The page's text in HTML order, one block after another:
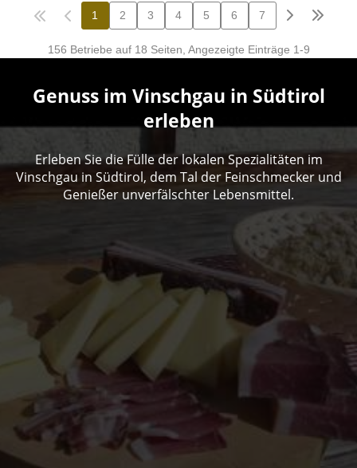
Genuss im Vinschgau in Südtirol
erleben
Erleben Sie die Fülle der lokalen Spezialitäten im
Vinschgau in Südtirol, dem Tal der Feinschmecker und
Genießer unverfälschter Lebensmittel.